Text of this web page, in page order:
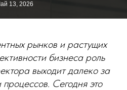
13, 2026
рынков и растущих
бизнеса роль
выходит далеко за
Сегодня это